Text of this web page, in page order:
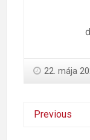
22. mája
Previous